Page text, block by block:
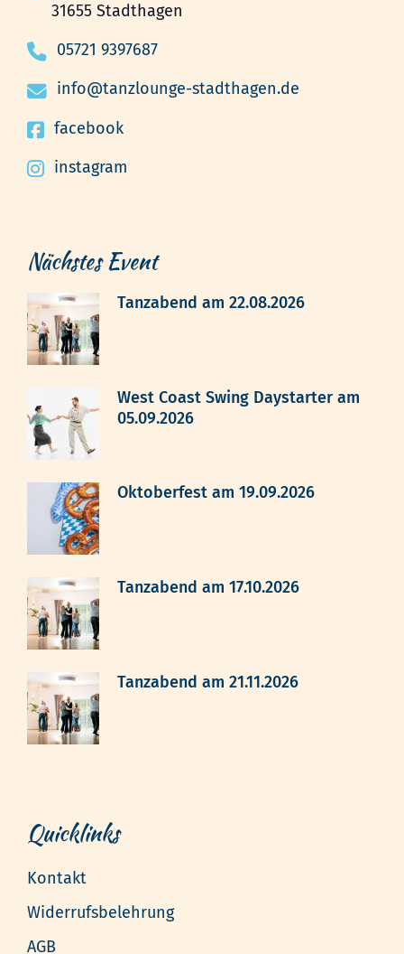
31655 Stadthagen
05721 9397687
info@tanzlounge-stadthagen.de
facebook
instagram
Nächstes Event
Tanzabend am 22.08.2026
West Coast Swing Daystarter am
05.09.2026
Oktoberfest am 19.09.2026
Tanzabend am 17.10.2026
Tanzabend am 21.11.2026
Quicklinks
Kontakt
Widerrufsbelehrung
AGB